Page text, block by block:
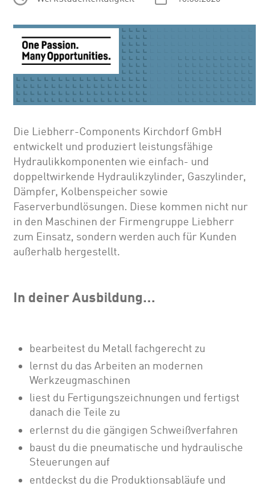
Die Liebherr-Components Kirchdorf GmbH
entwickelt und produziert leistungsfähige
Hydraulikkomponenten wie einfach- und
doppeltwirkende Hydraulikzylinder, Gaszylinder,
Dämpfer, Kolbenspeicher sowie
Faserverbundlösungen. Diese kommen nicht nur
in den Maschinen der Firmengruppe Liebherr
zum Einsatz, sondern werden auch für Kunden
außerhalb hergestellt.
In deiner Ausbildung...
bearbeitest du Metall fachgerecht zu
lernst du das Arbeiten an modernen
Werkzeugmaschinen
liest du Fertigungszeichnungen und fertigst
danach die Teile zu
erlernst du die gängigen Schweißverfahren
baust du die pneumatische und hydraulische
Steuerungen auf
entdeckst du die Produktionsabläufe und